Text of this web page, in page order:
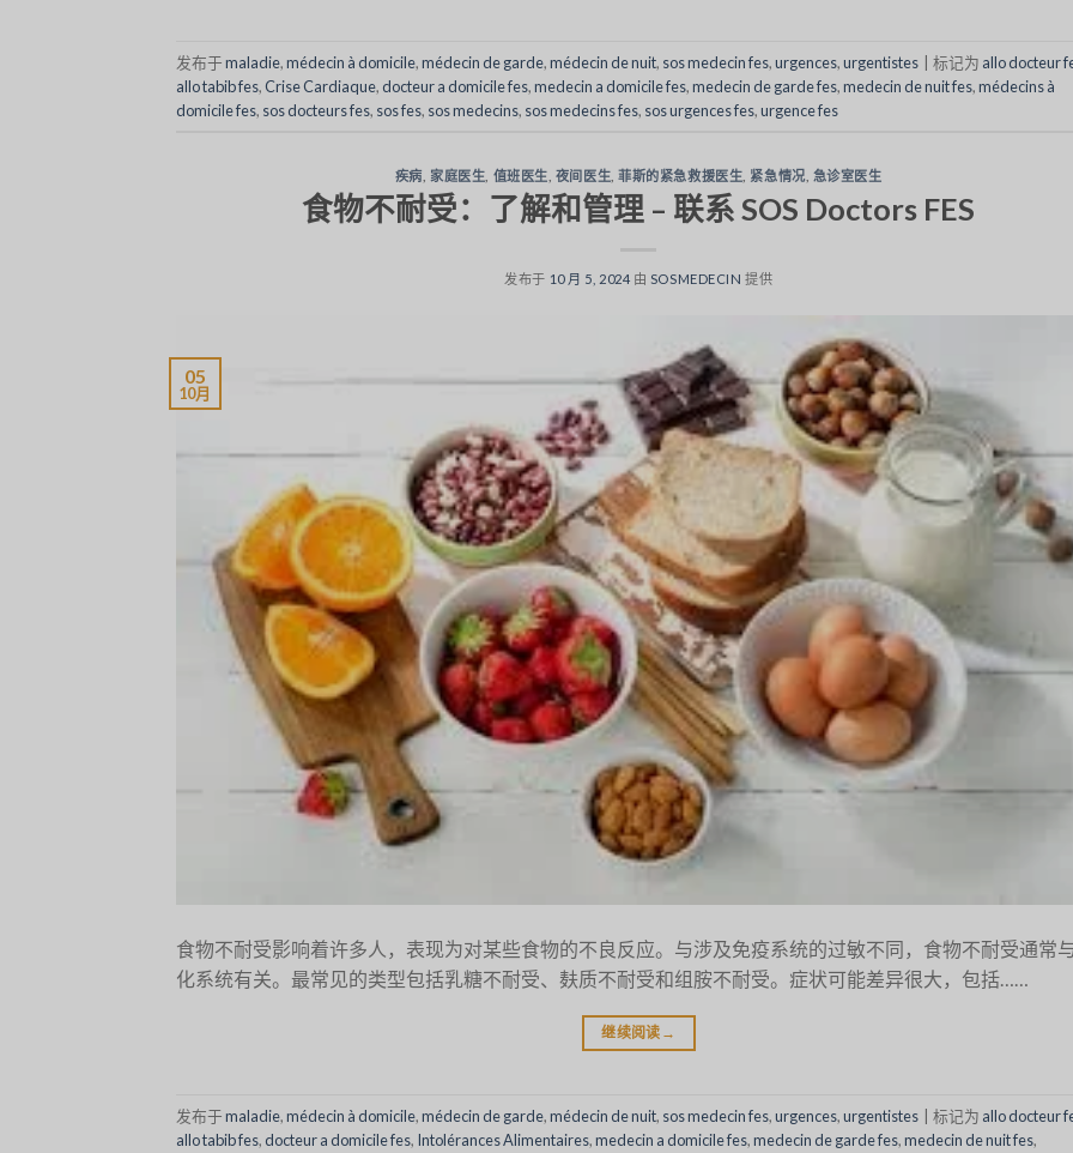
发布于maladie,médecin à domicile,médecin de garde,médecin de nuit, sos medecin fes,urgences,urgentistes 标记为 allo docteur
allo tabib fes, Crise Cardiaque, docteur a domicile fes,medecin a domicile fes,medecin de garde fes,medecin de nuit fes,médecins à
domicile fes, sos docteurs fes, sos fes, sos medecins, sos medecins fes, sos urgences fes,urgence fes
疾病 家庭医生 值班医生 夜间医生 ,菲斯的紧急救援医生 紧急情况 急诊室医生
食物不耐受：了解和管理 – 联系 SOS Doctors FES
发布于 10 月 5, 2024 由 SOSMEDECIN 提供
05
10月
食物不耐受影响着许多人，表现为对某些食物的不良反应。与涉及免疫系统的过敏不同，食物不耐受通常
化系统有关。最常见的类型包括乳糖不耐受、麸质不耐受和组胺不耐受。症状可能差异很大，包括……
继续阅读 →
发布于maladie,médecin à domicile,médecin de garde,médecin de nuit, sos medecin fes,urgences,urgentistes | 标记为 allo docteur
allo tabib fes, docteur a domicile fes, Intolérances Alimentaires,medecin a domicile fes,medecin de garde fes,medecin de nuit fes,